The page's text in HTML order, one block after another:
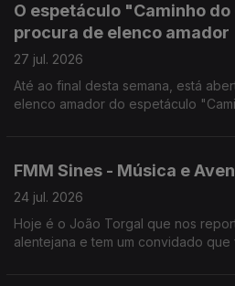
O espetáculo "Caminho do
procura de elenco amador
27 jul. 2026
Até ao final desta semana, está
elenco amador do espetáculo
FMM Sines - Música e
24 jul. 2026
Hoje é o João Torgal que nos
alentejana e tem um convidado